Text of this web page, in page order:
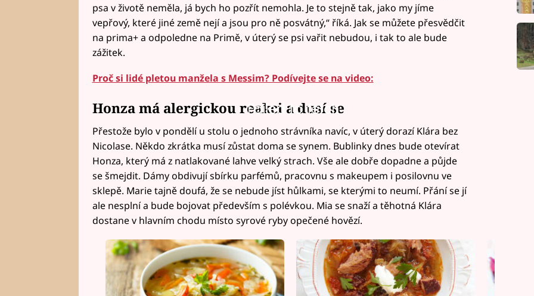
psa v životě neměla, já bych ho pozřít nemohla. Je to stejně tak, jako my jíme
vepřový, které jiné země nejí a jsou pro ně posvátný,“ říká. Jak se můžete přesvědčit
na prima+ a odpoledne na Primě, v úterý se psi vařit nebudou, i tak to ale bude
zážitek.
Proč si lidé pletou manžela s Messim? Podívejte se na video:
Failed to fetch
Honza má alergickou reakci a dusí se
Přestože bylo v pondělí u stolu o jednoho strávníka navíc, v úterý dorazí Klára bez
Nicolase. Někdo zkrátka musí zůstat doma se synem. Bublinky dnes bude otevírat
Honza, který má z natlakované lahve velký strach. Vše ale dobře dopadne a půjde
se šmejdit. Dámy obdivují sbírku parfémů, pracovnu s makeupem i posilovnu ve
sklepě. Marie tajně doufá, že se nebude jíst hůlkami, se kterými to neumí. Přání se jí
ale nesplní a bude bojovat především s polévkou. Mia se snaží a těhotná Klára
dostane v hlavním chodu místo syrové ryby opečené hovězí.